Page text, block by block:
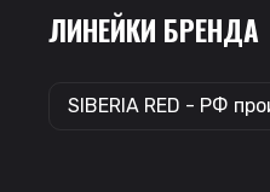
ЛИНЕЙКИ БРЕНДА
SIBERIA RED - РФ